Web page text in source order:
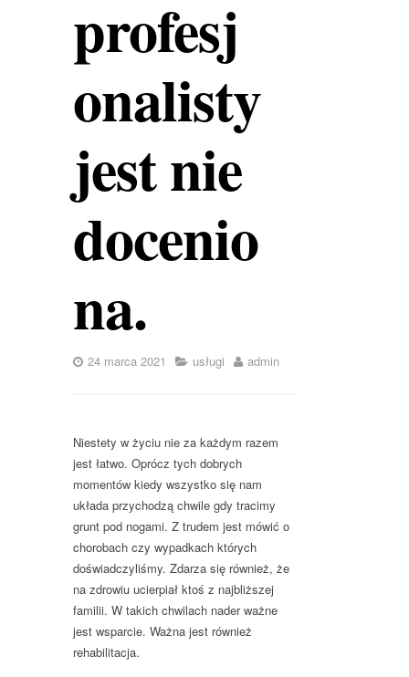
profesj
onalisty
jest nie
docenio
na.
24 marca 2021 usługi admin
Niestety w życiu nie za każdym razem
jest łatwo. Oprócz tych dobrych
momentów kiedy wszystko się nam
układa przychodzą chwile gdy tracimy
grunt pod nogami. Z trudem jest mówić o
chorobach czy wypadkach których
doświadczyliśmy. Zdarza się również, że
na zdrowiu ucierpiał ktoś z najbliższej
familii. W takich chwilach nader ważne
jest wsparcie. Ważna jest również
rehabilitacja.